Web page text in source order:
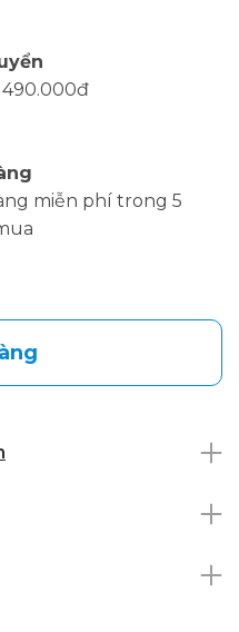
miễn phí trong 5